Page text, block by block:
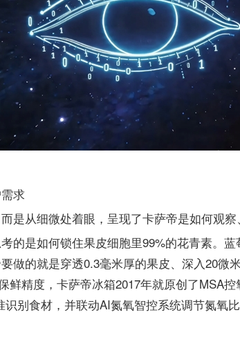
求
是从细微处着眼，呈现了卡萨帝是如何观察
的是如何锁住果皮细胞里99%的花青素。
做的就是穿透0.3毫米厚的果皮、深入20微
鲜精度，卡萨帝冰箱2017年就原创了MSA
识别食材，并联动AI氮氧智控系统调节氮氧